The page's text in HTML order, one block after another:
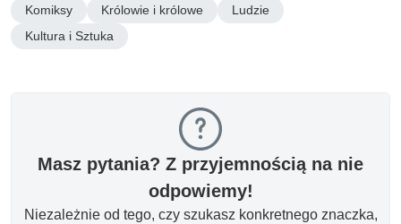
Komiksy
Królowie i królowe
Ludzie
Kultura i Sztuka
Masz pytania? Z przyjemnością na nie
odpowiemy!
Niezależnie od tego, czy szukasz konkretnego znaczka,